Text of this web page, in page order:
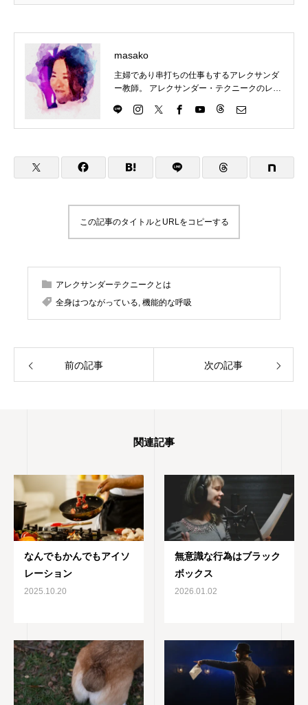
masako
主婦であり串打ちの仕事もするアレクサンダ
ー教師。 アレクサンダー・テクニークのレッ
く、伝えていきます。 アレクサンダー・テク
ニークの理解につながるものはなんでもチャ
ム（基礎）、をやっていますが、やりたいこ
とが増えてきてます。合唱は高校のときから
最近です。これはハーモニカに似ています
が、吹き方によって音が下がってしまうの
ーク教師協会)認定教師の資格を取得 神奈川
県立生田高等学校卒業 東京理科大学理学部応
この記事のタイトルとURLをコピーする
アレクサンダーテクニークとは
全身はつながっている, 機能的な呼吸
前の記事 次の記事
関連記事
なんでもかんでもアイソ
レーション
2025.10.20
無意識な行為はブラック
ボックス
2026.01.02